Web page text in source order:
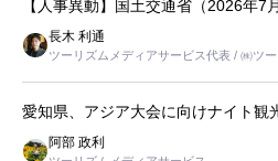
【人事異動】国土交通省（2026年
長木 利通
ツーリズムメディアサービス代表 / ㈱ツー
愛知県、アジア大会に向けナイト観
阿部 政利